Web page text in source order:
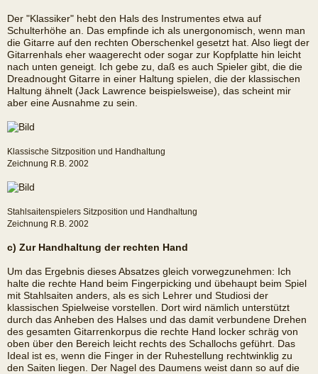
Der "Klassiker" hebt den Hals des Instrumentes etwa auf
Schulterhöhe an. Das empfinde ich als unergonomisch, wenn man
die Gitarre auf den rechten Oberschenkel gesetzt hat. Also liegt der
Gitarrenhals eher waagerecht oder sogar zur Kopfplatte hin leicht
nach unten geneigt. Ich gebe zu, daß es auch Spieler gibt, die die
Dreadnought Gitarre in einer Haltung spielen, die der klassischen
Haltung ähnelt (Jack Lawrence beispielsweise), das scheint mir
aber eine Ausnahme zu sein.
Klassische Sitzposition und Handhaltung
Zeichnung R.B. 2002
Stahlsaitenspielers Sitzposition und Handhaltung
Zeichnung R.B. 2002
c) Zur Handhaltung der rechten Hand
Um das Ergebnis dieses Absatzes gleich vorwegzunehmen: Ich
halte die rechte Hand beim Fingerpicking und übehaupt beim Spiel
mit Stahlsaiten anders, als es sich Lehrer und Studiosi der
klassischen Spielweise vorstellen. Dort wird nämlich unterstützt
durch das Anheben des Halses und das damit verbundene Drehen
des gesamten Gitarrenkorpus die rechte Hand locker schräg von
oben über den Bereich leicht rechts des Schallochs geführt. Das
Ideal ist es, wenn die Finger in der Ruhestellung rechtwinklig zu
den Saiten liegen. Der Nagel des Daumens weist dann so auf die